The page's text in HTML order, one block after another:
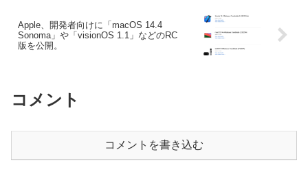
Apple、開発者向けに「macOS 14.4
Sonoma」や「visionOS 1.1」などのRC
版を公開。
コメント
コメントを書き込む